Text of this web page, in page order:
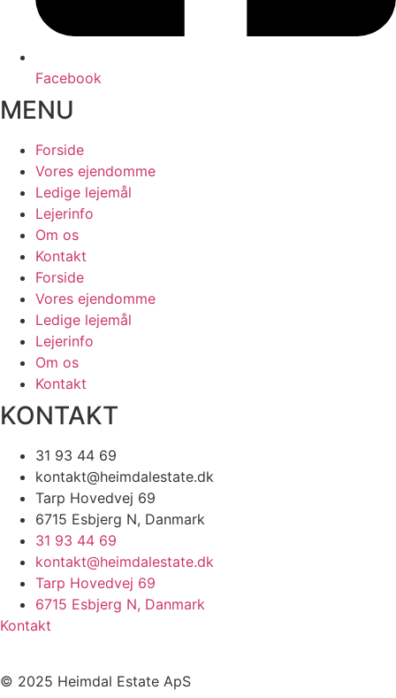
Facebook
MENU
Forside
Vores ejendomme
Ledige lejemål
Lejerinfo
Om os
Kontakt
Forside
Vores ejendomme
Ledige lejemål
Lejerinfo
Om os
Kontakt
KONTAKT
31 93 44 69
kontakt@heimdalestate.dk
Tarp Hovedvej 69
6715 Esbjerg N, Danmark
31 93 44 69
kontakt@heimdalestate.dk
Tarp Hovedvej 69
6715 Esbjerg N, Danmark
Kontakt
© 2025 Heimdal Estate ApS